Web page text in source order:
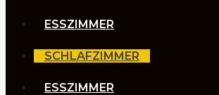
ESSZIMMER
SCHLAFZIMMER
ESSZIMMER